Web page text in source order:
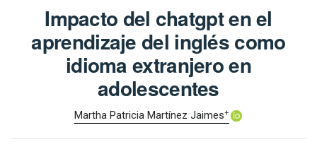
Impacto del chatgpt en el
aprendizaje del inglés como
idioma extranjero en
adolescentes
Martha Patricia Martínez Jaimes+